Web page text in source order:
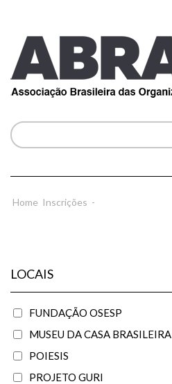
Home Inscrições -
LOCAIS
FUNDAÇÃO OSESP
MUSEU DA CASA BRASILEIRA
POIESIS
PROJETO GURI